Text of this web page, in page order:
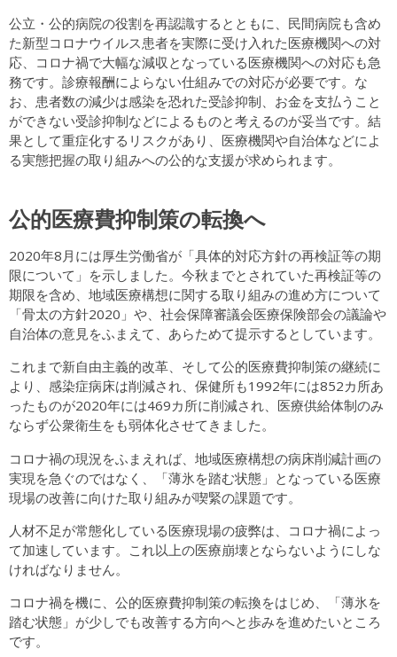
公立・公的病院の役割を再認識するとともに、民間病院も含め
た新型コロナウイルス患者を実際に受け入れた医療機関への対
応、コロナ禍で大幅な減収となっている医療機関への対応も急
務です。診療報酬によらない仕組みでの対応が必要です。な
お、患者数の減少は感染を恐れた受診抑制、お金を支払うこと
ができない受診抑制などによるものと考えるのが妥当です。結
果として重症化するリスクがあり、医療機関や自治体などによ
る実態把握の取り組みへの公的な支援が求められます。
公的医療費抑制策の転換へ
2020年8月には厚生労働省が「具体的対応方針の再検証等の期
限について」を示しました。今秋までとされていた再検証等の
期限を含め、地域医療構想に関する取り組みの進め方について
「骨太の方針2020」や、社会保障審議会医療保険部会の議論や
自治体の意見をふまえて、あらためて提示するとしています。
これまで新自由主義的改革、そして公的医療費抑制策の継続に
より、感染症病床は削減され、保健所も1992年には852カ所あ
ったものが2020年には469カ所に削減され、医療供給体制のみ
ならず公衆衛生をも弱体化させてきました。
コロナ禍の現況をふまえれば、地域医療構想の病床削減計画の
実現を急ぐのではなく、「薄氷を踏む状態」となっている医療
現場の改善に向けた取り組みが喫緊の課題です。
人材不足が常態化している医療現場の疲弊は、コロナ禍によっ
て加速しています。これ以上の医療崩壊とならないようにしな
ければなりません。
コロナ禍を機に、公的医療費抑制策の転換をはじめ、「薄氷を
踏む状態」が少しでも改善する方向へと歩みを進めたいところ
です。